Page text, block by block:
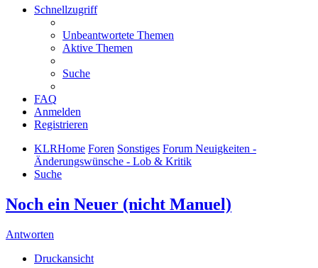
Schnellzugriff
Unbeantwortete Themen
Aktive Themen
Suche
FAQ
Anmelden
Registrieren
KLRHome Foren Sonstiges Forum Neuigkeiten -
Änderungswünsche - Lob & Kritik
Suche
Noch ein Neuer (nicht Manuel)
Antworten
Druckansicht